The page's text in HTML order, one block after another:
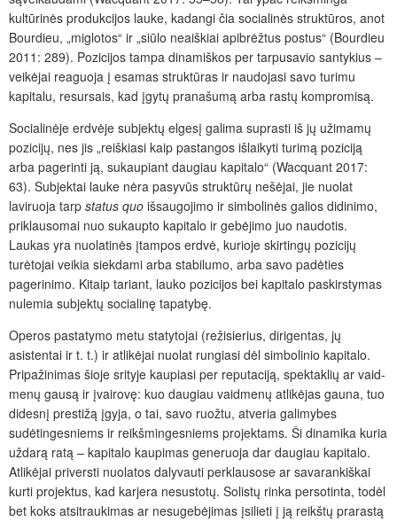
kultūrinės produkcijos lauke, kadangi čia socialinės struktūros, anot
Bourdieu, „miglotos“ ir „siūlo neaiškiai apibrėžtus postus“ (Bourdieu
2011: 289). Pozicijos tampa dinamiškos per tarpusavio santykius –
veikėjai reaguoja į esamas struktūras ir naudojasi savo turimu
kapitalu, resursais, kad įgytų pranašumą arba rastų kompromisą.
Socialinėje erdvėje subjektų elgesį galima suprasti iš jų užimamų
pozicijų, nes jis „reiškiasi kaip pastangos išlaikyti turimą poziciją
arba pagerinti ją, sukaupiant daugiau kapitalo“ (Wacquant 2017:
63). Subjektai lauke nėra pasyvūs struktūrų nešėjai, jie nuolat
laviruoja tarp status quo išsaugojimo ir simbolinės galios didinimo,
priklausomai nuo sukaupto kapitalo ir gebėjimo juo naudotis.
Laukas yra nuolatinės įtampos erdvė, kurioje skirtingų pozicijų
turėtojai veikia siekdami arba stabilumo, arba savo padėties
pagerinimo. Kitaip tariant, lauko pozicijos bei kapitalo paskirstymas
nulemia subjektų socialinę tapatybę.
Operos pastatymo metu statytojai (režisierius, dirigentas, jų
asistentai ir t. t.) ir atlikėjai nuolat rungiasi dėl simbolinio kapitalo.
Pripažinimas šioje srityje kaupiasi per reputaciją, spektaklių ar vaid­
menų gausą ir įvairovę: kuo daugiau vaidmenų atlikėjas gauna, tuo
didesnį prestižą įgyja, o tai, savo ruožtu, atveria galimybes
sudėtingesniems ir reikšmingesniems projektams. Ši dinamika kuria
uždarą ratą – kapitalo kaupimas generuoja dar daugiau kapitalo.
Atlikėjai priversti nuolatos dalyvauti perklausose ar savarankiškai
kurti projektus, kad karjera nesustotų. Solistų rinka persotinta, todėl
bet koks atsitraukimas ar nesugebėjimas įsilieti į ją reikštų prarastą